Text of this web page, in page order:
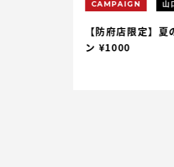
CAMPAIGN 山
【防府店限定】
ン ¥1000